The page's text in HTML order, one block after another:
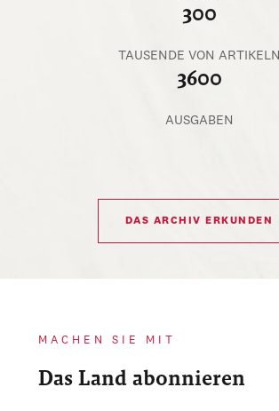
300
TAUSENDE VON ARTIKELN
3600
AUSGABEN
DAS ARCHIV ERKUNDEN
MACHEN SIE MIT
Das Land abonnieren